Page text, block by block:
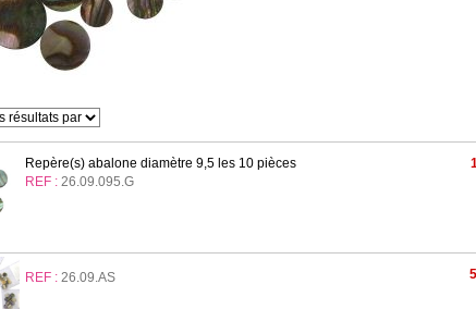
Repère(s) abalone diamètre 9,5 les 10 pièces
REF : 26.09.095.G
REF : 26.09.AS